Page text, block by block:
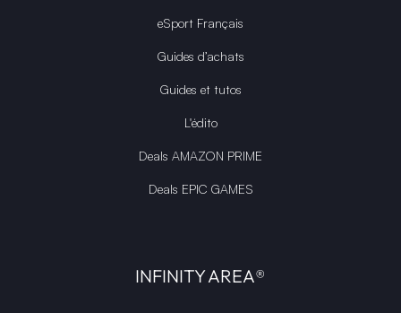
eSport Français
Guides d’achats
Guides et tutos
L'édito
Deals AMAZON PRIME
Deals EPIC GAMES
INFINITY AREA®